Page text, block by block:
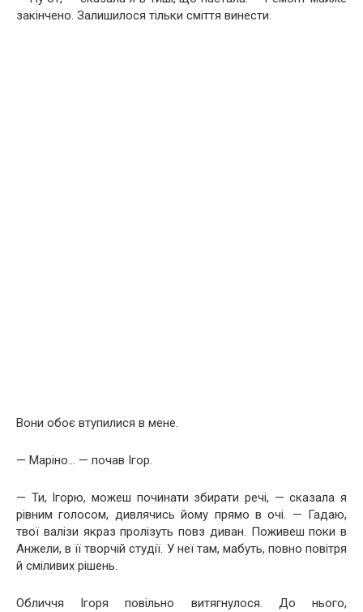
закінчено. Залишилося тільки сміття винести.
Вони обоє втупилися в мене.
— Маріно… — почав Ігор.
— Ти, Ігорю, можеш починати збирати речі, — сказала я
рівним голосом, дивлячись йому прямо в очі. — Гадаю,
твої валізи якраз пролізуть повз диван. Поживеш поки в
Анжели, в її творчій студії. У неї там, мабуть, повно повітря
й сміливих рішень.
Обличчя Ігоря повільно витягнулося. До нього,